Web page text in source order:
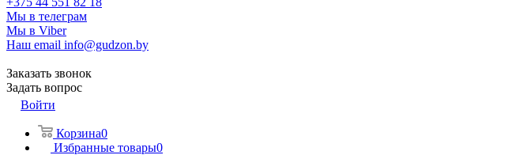
Мы в телеграм
Мы в Viber
Наш email info@gudzon.by
Заказать звонок
Задать вопрос
Войти
Корзина0
Избранные товары0